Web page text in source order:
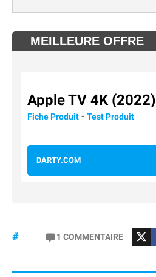
MEILLEURE OFFRE
Apple TV 4K (2022)
Fiche Produit - Test Produit
DARTY.COM
#DisneyPlus #Football #liga
1 COMMENTAIRE